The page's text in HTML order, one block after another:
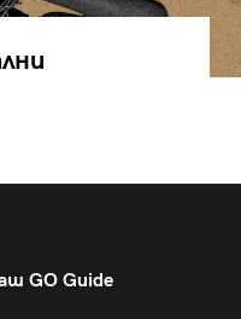
GO Guide